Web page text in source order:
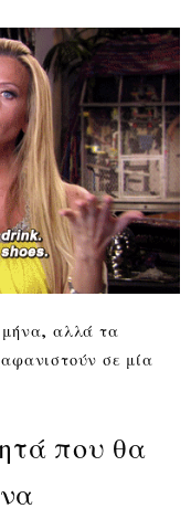
μήνα, αλλά τα
σε μία
που θα